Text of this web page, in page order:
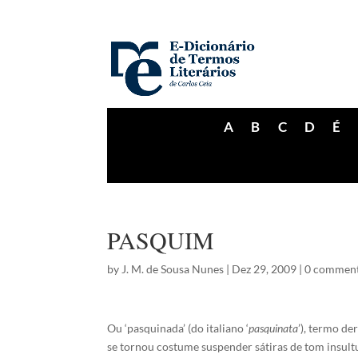
A B C D É
PASQUIM
by J. M. de Sousa Nunes | Dez 29, 2009 |0
Ou ‘pasquinada’ (do italiano ‘pasquinata’), termo
se tornou costume suspender sátiras de tom